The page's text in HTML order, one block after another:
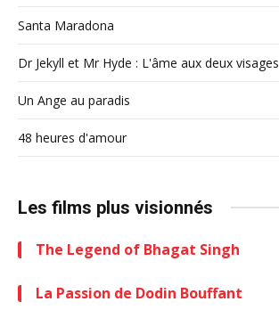
Santa Maradona
Dr Jekyll et Mr Hyde : L'âme aux deux visages
Un Ange au paradis
48 heures d'amour
Les films plus visionnés
The Legend of Bhagat Singh
La Passion de Dodin Bouffant